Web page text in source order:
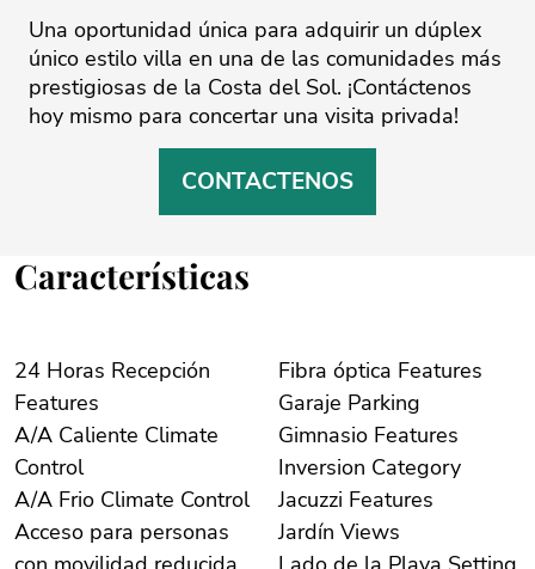
Una ‌oportunidad ‌única ‌para ‌adquirir ‌un dúplex
único ‌estilo ‌villa ‌en ‌una ‌de las ‌comunidades ‌más
‌prestigiosas ‌de ‌la Costa del ‌Sol. ¡Contáctenos
hoy ‌mismo ‌para ‌concertar ‌una ‌visita ‌privada!
CONTACTENOS
Características
24 Horas Recepción
Features
A/A Caliente Climate
Control
A/A Frio Climate Control
Acceso para personas
Fibra óptica Features
Garaje Parking
Gimnasio Features
Inversion Category
Jacuzzi Features
Jardín Views